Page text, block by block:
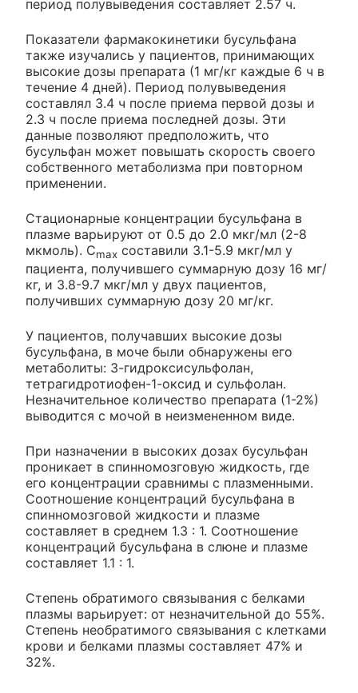
период полувыведения составляет 2.57 ч.
Показатели фармакокинетики бусульфана
также изучались у пациентов, принимающих
высокие дозы препарата (1 мг/кг каждые 6 ч в
течение 4 дней). Период полувыведения
составлял 3.4 ч после приема первой дозы и
2.3 ч после приема последней дозы. Эти
данные позволяют предположить, что
бусульфан может повышать скорость своего
собственного метаболизма при повторном
применении.
Стационарные концентрации бусульфана в
плазме варьируют от 0.5 до 2.0 мкг/мл (2-8
мкмоль). Cmax составили 3.1-5.9 мкг/мл у
пациента, получившего суммарную дозу 16 мг/
кг, и 3.8-9.7 мкг/мл у двух пациентов,
получивших суммарную дозу 20 мг/кг.
У пациентов, получавших высокие дозы
бусульфана, в моче были обнаружены его
метаболиты: 3-гидроксисульфолан,
тетрагидротиофен-1-оксид и сульфолан.
Незначительное количество препарата (1-2%)
выводится с мочой в неизмененном виде.
При назначении в высоких дозах бусульфан
проникает в спинномозговую жидкость, где
его концентрации сравнимы с плазменными.
Соотношение концентраций бусульфана в
спинномозговой жидкости и плазме
составляет в среднем 1.3 : 1. Соотношение
концентраций бусульфана в слюне и плазме
составляет 1.1 : 1.
Степень обратимого связывания с белками
плазмы варьирует: от незначительной до 55%.
Степень необратимого связывания с клетками
крови и белками плазмы составляет 47% и
32%.